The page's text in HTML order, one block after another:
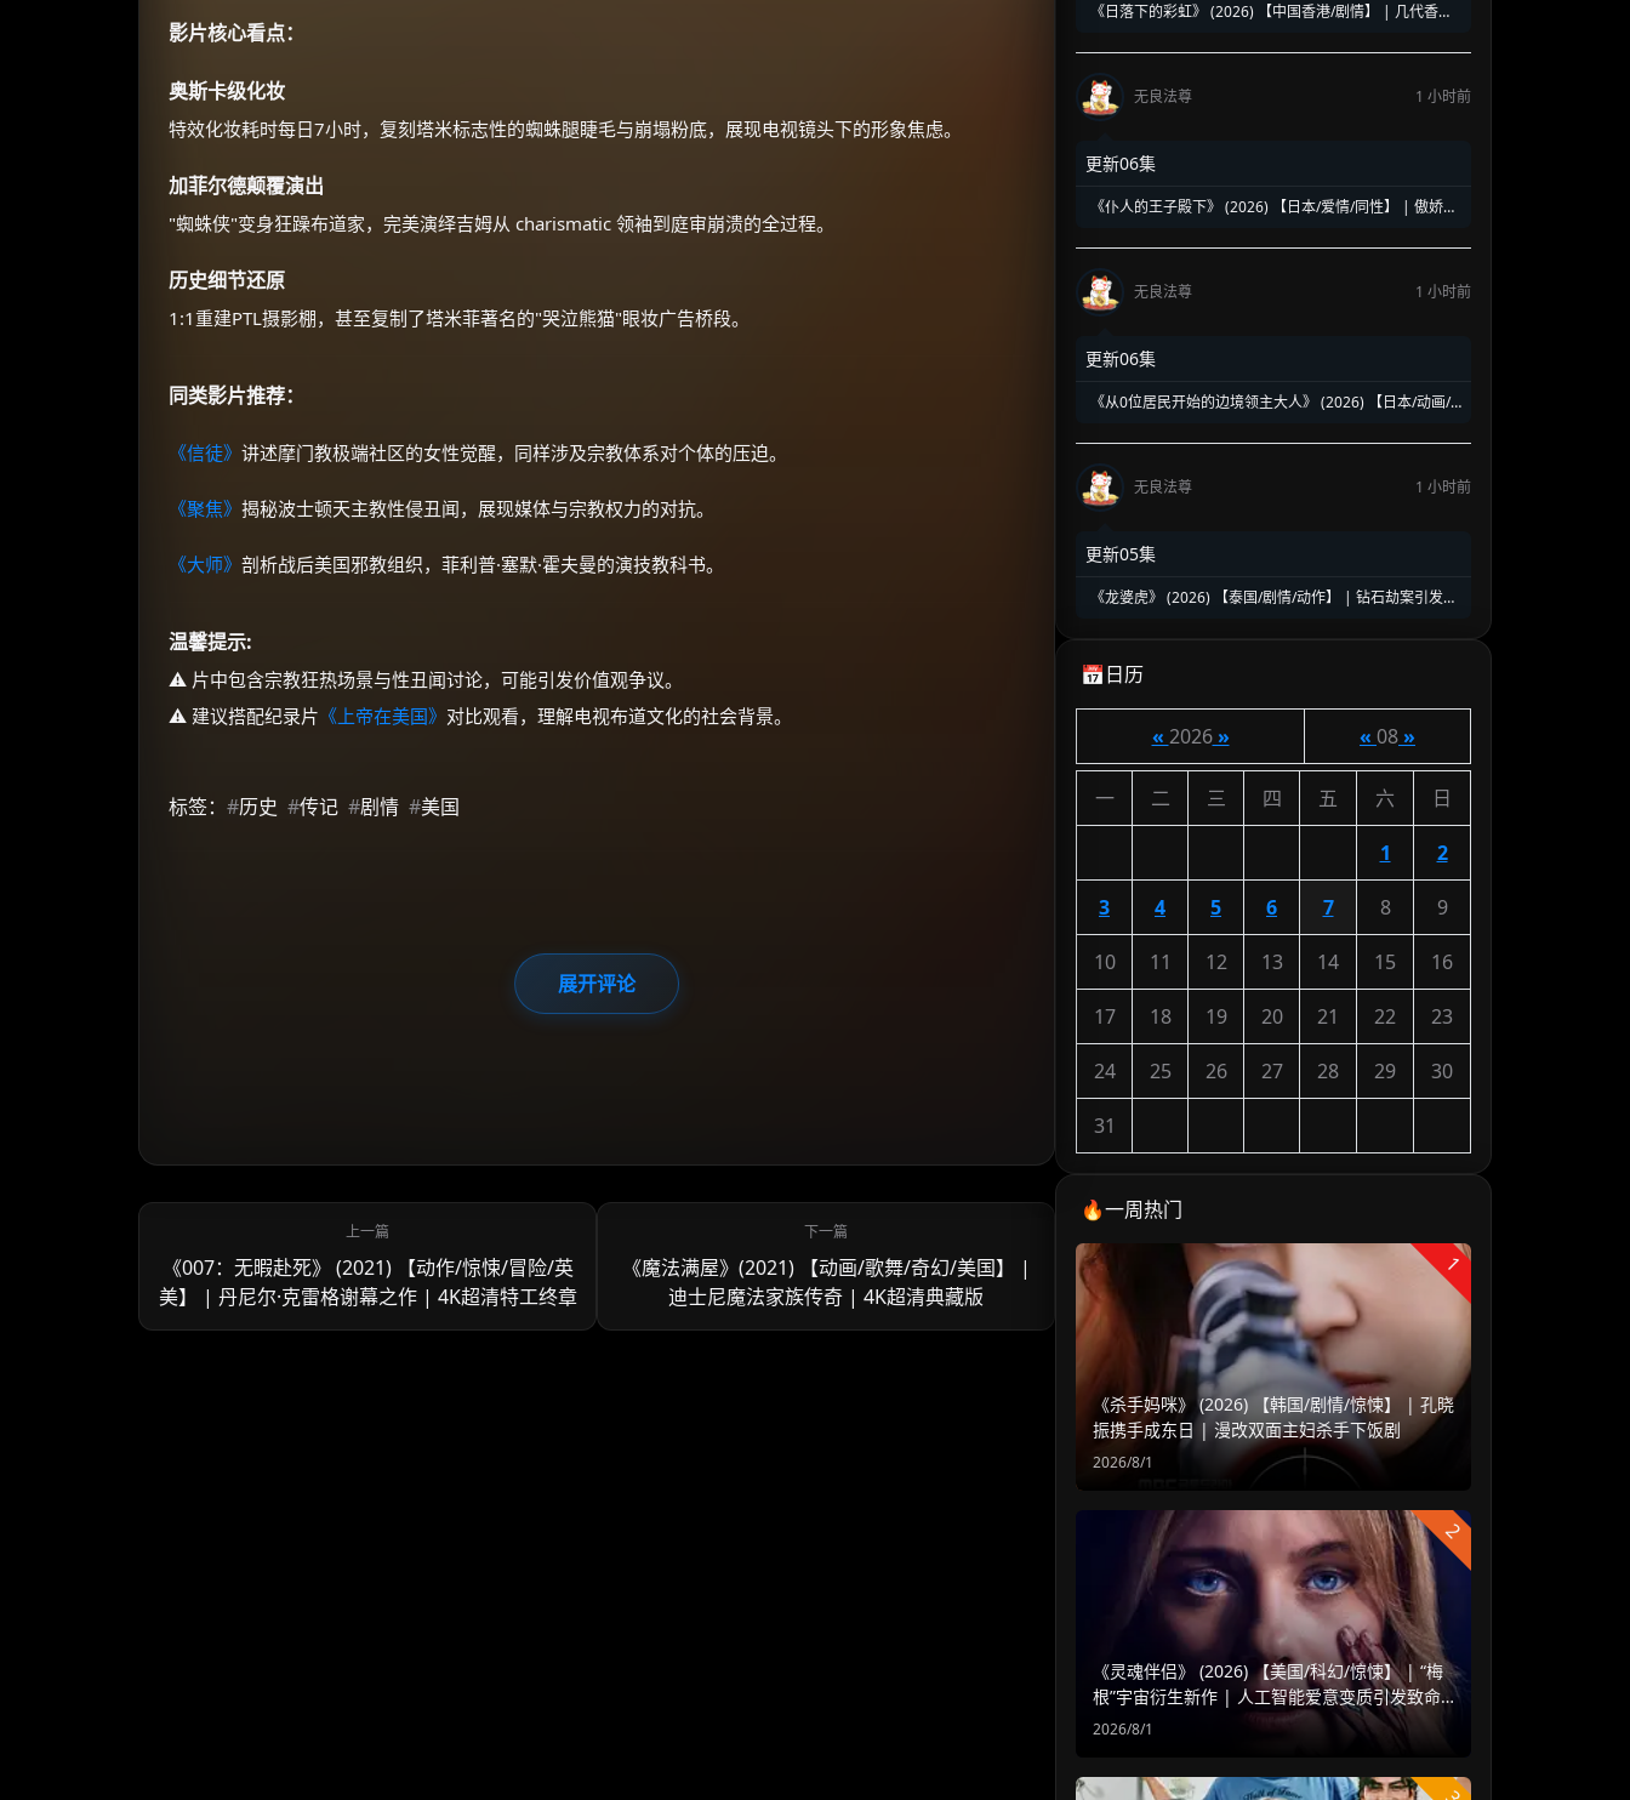
影片核心看点：
奥斯卡级化妆
特效化妆耗时每日7小时，复刻塔米标志性的蜘蛛腿睫毛与崩塌粉底，展现电视镜头下的形象焦虑。
加菲尔德颠覆演出
"蜘蛛侠"变身狂躁布道家，完美演绎吉姆从 charismatic 领袖到庭审崩溃的全过程。
历史细节还原
1:1重建PTL摄影棚，甚至复制了塔米菲著名的"哭泣熊猫"眼妆广告桥段。
同类影片推荐：
《信徒》 讲述摩门教极端社区的女性觉醒，同样涉及宗教体系对个体的压迫。
《聚焦》 揭秘波士顿天主教性侵丑闻，展现媒体与宗教权力的对抗。
《大师》 剖析战后美国邪教组织，菲利普·塞默·霍夫曼的演技教科书。
温馨提示:
⚠️ 片中包含宗教狂热场景与性丑闻讨论，可能引发价值观争议。
⚠️ 建议搭配纪录片 《上帝在美国》 对比观看，理解电视布道文化的社会背景。
标签： #历史 #传记 #剧情 #美国
展开评论
《007：无暇赴死》 (2021) 【动作/惊悚/冒险/英
美】 | 丹尼尔·克雷格谢幕之作 | 4K超清特工终章
《魔法满屋》(2021) 【动画/歌舞/奇幻/美国】 |
迪士尼魔法家族传奇 | 4K超清典藏版
《日落下的彩虹》 (2026) 【中国香港/剧情】 | 几代香港
无良法尊 1 小时前
更新06集
《仆人的王子殿下》 (2026) 【日本/爱情/同性】 | 傲娇王
物语
无良法尊
1 小时前
更新06集
《从0位居民开始的边境领主大人》 (2026) 【日本/动画/
界黑马新番
无良法尊
1 小时前
更新05集
《龙婆虎》 (2026) 【泰国/剧情/动作】 | 钻石劫案引发的
📅日历
« 2026» « 08»
一 二 三 四 五 六 日
1 2
3 4 5 6 7 8 9
10 11 12 13 14 15 16
17 18 19 20 21 22 23
24 25 26 27 28 29 30
31
🔥一周热门
1
《杀手妈咪》 (2026) 【韩国/剧情/惊悚】 | 孔晓
振携手成东日 | 漫改双面主妇杀手下饭剧
2026/8/1
2
《灵魂伴侣》 (2026) 【美国/科幻/惊悚】 | “梅
根”宇宙衍生新作 | 人工智能爱意变质引发致命
危机
2026/8/1
优惠券、活动红包，每日可领。